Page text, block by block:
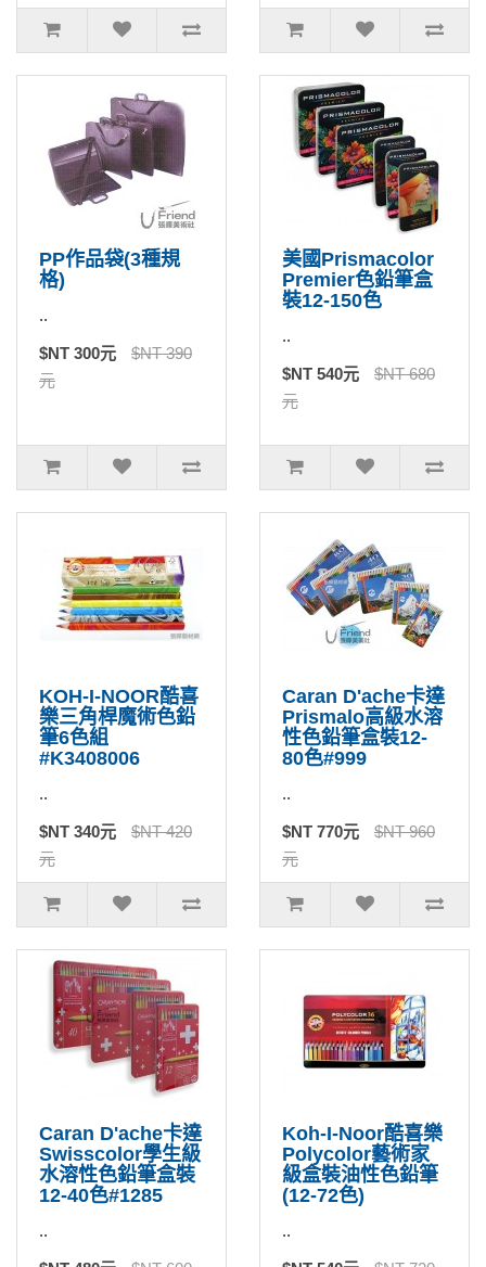
PP作品袋(3種規
格)
..
$NT 300元
$NT 390
元
美國Prismacolor
Premier色鉛筆盒
裝12-150色
..
$NT 540元
$NT 680
元
KOH-I-NOOR酷喜
樂三角桿魔術色鉛
筆6色組
#K3408006
..
$NT 340元
$NT 420
元
Caran D'ache卡達
Prismalo高級水溶
性色鉛筆盒裝12-
80色#999
..
$NT 770元
$NT 960
元
Caran D'ache卡達
Swisscolor學生級
水溶性色鉛筆盒裝
12-40色#1285
..
Koh-I-Noor酷喜樂
Polycolor藝術家
級盒裝油性色鉛筆
(12-72色)
..